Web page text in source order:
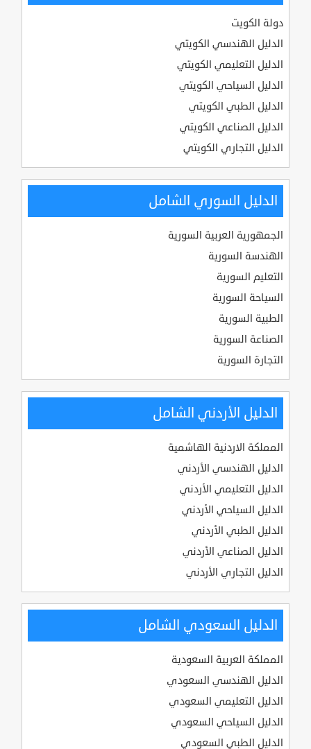
دولة الكويت
الدليل الهندسي الكويتي
الدليل التعليمي الكويتي
الدليل السياحي الكويتي
الدليل الطبي الكويتي
الدليل الصناعي الكويتي
الدليل التجاري الكويتي
الدليل السوري الشامل
الجمهورية العربية السورية
الهندسة السورية
التعليم السورية
السياحة السورية
الطبية السورية
الصناعة السورية
التجارة السورية
الدليل الأردني الشامل
المملكة الاردنية الهاشمية
الدليل الهندسي الأردني
الدليل التعليمي الأردني
الدليل السياحي الأردني
الدليل الطبي الأردني
الدليل الصناعي الأردني
الدليل التجاري الأردني
الدليل السعودي الشامل
المملكة العربية السعودية
الدليل الهندسي السعودي
الدليل التعليمي السعودي
الدليل السياحي السعودي
الدليل الطبي السعودي